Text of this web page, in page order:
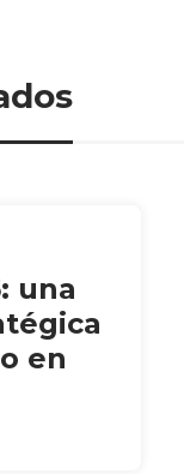
una
en